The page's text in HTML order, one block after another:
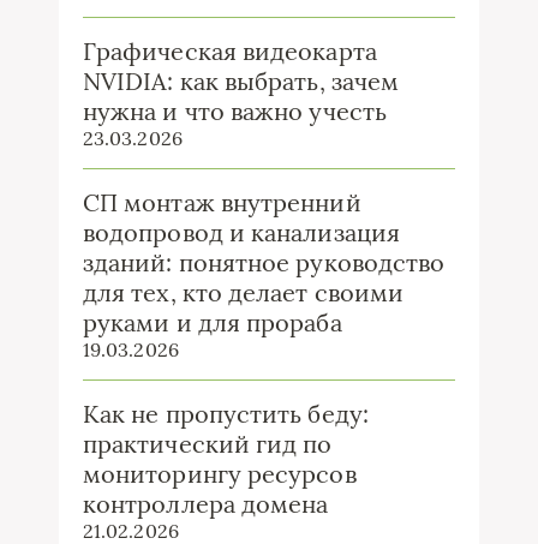
Графическая видеокарта
NVIDIA: как выбрать, зачем
нужна и что важно учесть
23.03.2026
СП монтаж внутренний
водопровод и канализация
зданий: понятное руководство
для тех, кто делает своими
руками и для прораба
19.03.2026
Как не пропустить беду:
практический гид по
мониторингу ресурсов
контроллера домена
21.02.2026